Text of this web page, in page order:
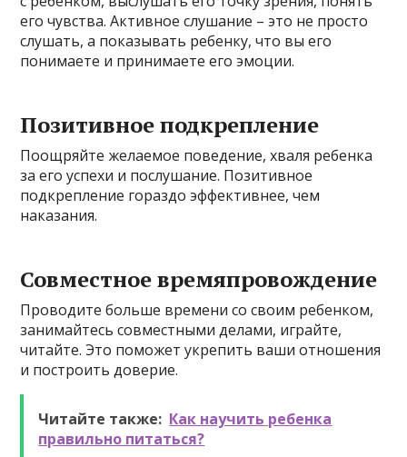
его чувства. Активное слушание – это не просто
слушать, а показывать ребенку, что вы его
понимаете и принимаете его эмоции.
Позитивное подкрепление
Поощряйте желаемое поведение, хваля ребенка
за его успехи и послушание. Позитивное
подкрепление гораздо эффективнее, чем
наказания.
Совместное времяпровождение
Проводите больше времени со своим ребенком,
занимайтесь совместными делами, играйте,
читайте. Это поможет укрепить ваши отношения
и построить доверие.
Читайте также: Как научить ребенка
правильно питаться?